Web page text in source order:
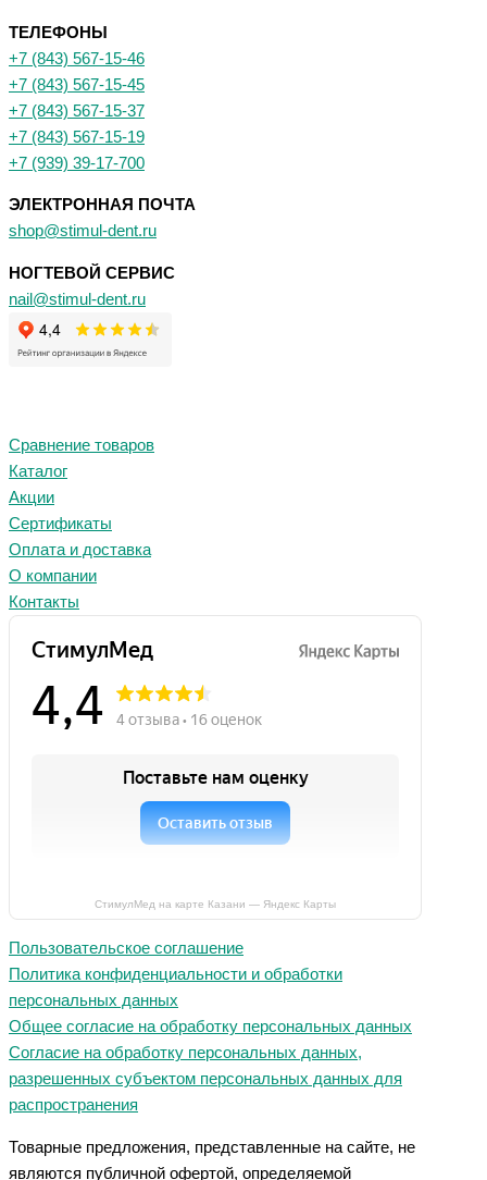
ТЕЛЕФОНЫ
+7 (843) 567-15-46
+7 (843) 567-15-45
+7 (843) 567-15-37
+7 (843) 567-15-19
+7 (939) 39-17-700
ЭЛЕКТРОННАЯ ПОЧТА
shop@stimul-dent.ru
НОГТЕВОЙ СЕРВИС
nail@stimul-dent.ru
Сравнение товаров
Каталог
Акции
Сертификаты
Оплата и доставка
О компании
Контакты
СтимулМед на карте Казани — Яндекс Карты
Пользовательское соглашение
Политика конфиденциальности и обработки
персональных данных
Общее согласие на обработку персональных данных
Согласие на обработку персональных данных,
разрешенных субъектом персональных данных для
распространения
Товарные предложения, представленные на сайте, не
являются публичной офертой, определяемой